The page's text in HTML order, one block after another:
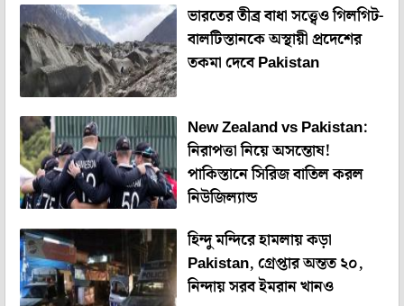
ভারতের তীব্র বাধা সত্ত্বেও গিলগিট-
বালটিস্তানকে অস্থায়ী প্রদেশের
তকমা দেবে Pakistan
New Zealand vs Pakistan:
নিরাপত্তা নিয়ে অসন্তোষ!
পাকিস্তানে সিরিজ বাতিল করল
নিউজিল্যান্ড
হিন্দু মন্দিরে হামলায় কড়া
Pakistan, গ্রেপ্তার অন্তত ২০,
নিন্দায় সরব ইমরান খানও